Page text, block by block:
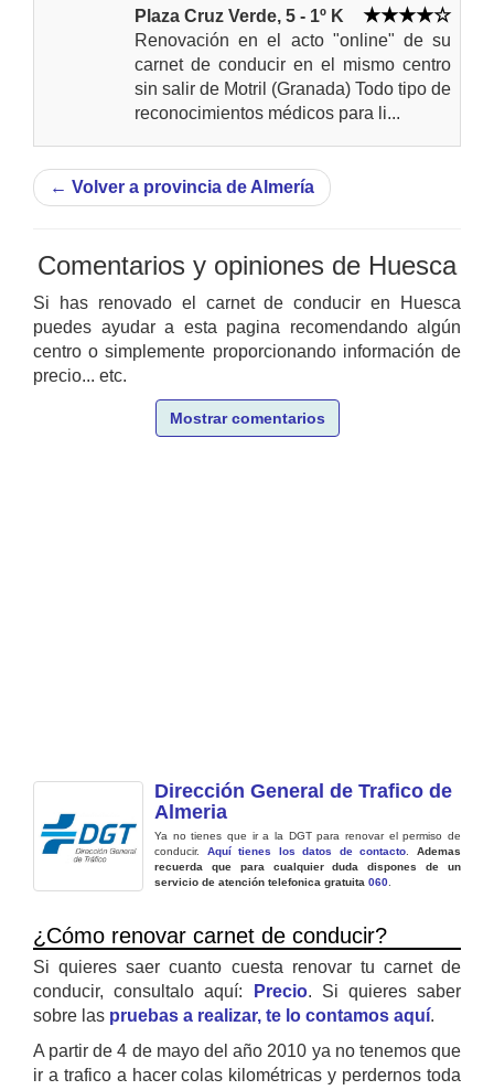
Plaza Cruz Verde, 5 - 1º K
Renovación en el acto "online" de su
carnet de conducir en el mismo centro
sin salir de Motril (Granada) Todo tipo de
reconocimientos médicos para li...
← Volver a provincia de Almería
Comentarios y opiniones de Huesca
Si has renovado el carnet de conducir en Huesca
puedes ayudar a esta pagina recomendando algún
centro o simplemente proporcionando información de
precio... etc.
Mostrar comentarios
Dirección General de Trafico de
Almeria
Ya no tienes que ir a la DGT para renovar el permiso de
conducir. Aquí tienes los datos de contacto .Ademas
recuerda que para cualquier duda dispones de un
servicio de atención telefonica gratuita 060
¿Cómo renovar carnet de conducir?
Si quieres saer cuanto cuesta renovar tu carnet de
conducir, consultalo aquí:
Precio. Si quieres saber
sobre las pruebas a realizar, te lo contamos aquí.
A partir de 4 de mayo del año 2010 ya no tenemos que
ir a trafico a hacer colas kilométricas y perdernos toda